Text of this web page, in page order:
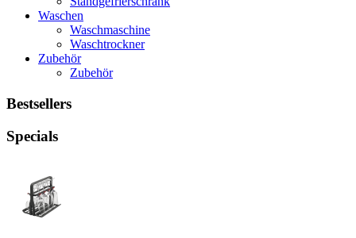
Waschen
Waschmaschine
Waschtrockner
Zubehör
Zubehör
Bestsellers
Specials